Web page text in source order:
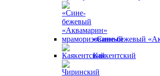
«Сине-бежевый
Каякентский